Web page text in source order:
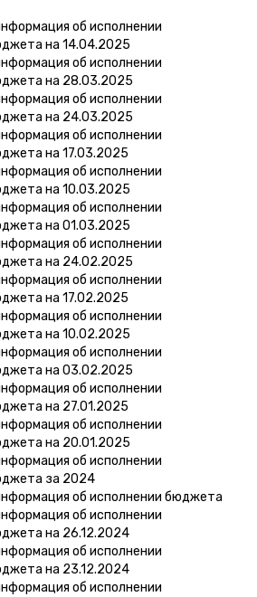
об исполнении
на 14.04.2025
об исполнении
на 28.03.2025
об исполнении
на 24.03.2025
об исполнении
на 17.03.2025
об исполнении
на 10.03.2025
об исполнении
на 01.03.2025
об исполнении
на 24.02.2025
об исполнении
на 17.02.2025
об исполнении
на 10.02.2025
об исполнении
на 03.02.2025
об исполнении
на 27.01.2025
об исполнении
на 20.01.2025
об исполнении
за 2024
об исполнении бюджета
об исполнении
на 26.12.2024
об исполнении
на 23.12.2024
об исполнении